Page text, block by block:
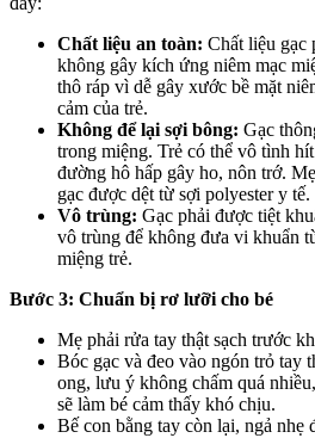
Chất liệu an toàn: Chất liệu gạc
không gây kích ứng niêm mạc
thô ráp vì dễ gây xước bề mặt
cảm của trẻ.
Không để lại sợi bông: Gạc
trong miệng. Trẻ có thể vô tình
đường hô hấp gây ho, nôn trớ.
gạc được dệt từ sợi polyester y tế.
Vô trùng: Gạc phải được tiệt
vô trùng để không đưa vi khuẩn
miệng trẻ.
Bước 3: Chuẩn bị rơ lưỡi cho bé
Mẹ phải rửa tay thật sạch trước
Bóc gạc và đeo vào ngón trỏ tay
ong, lưu ý không chấm quá
sẽ làm bé cảm thấy khó chịu.
Bế con bằng tay còn lại, ngả nhẹ